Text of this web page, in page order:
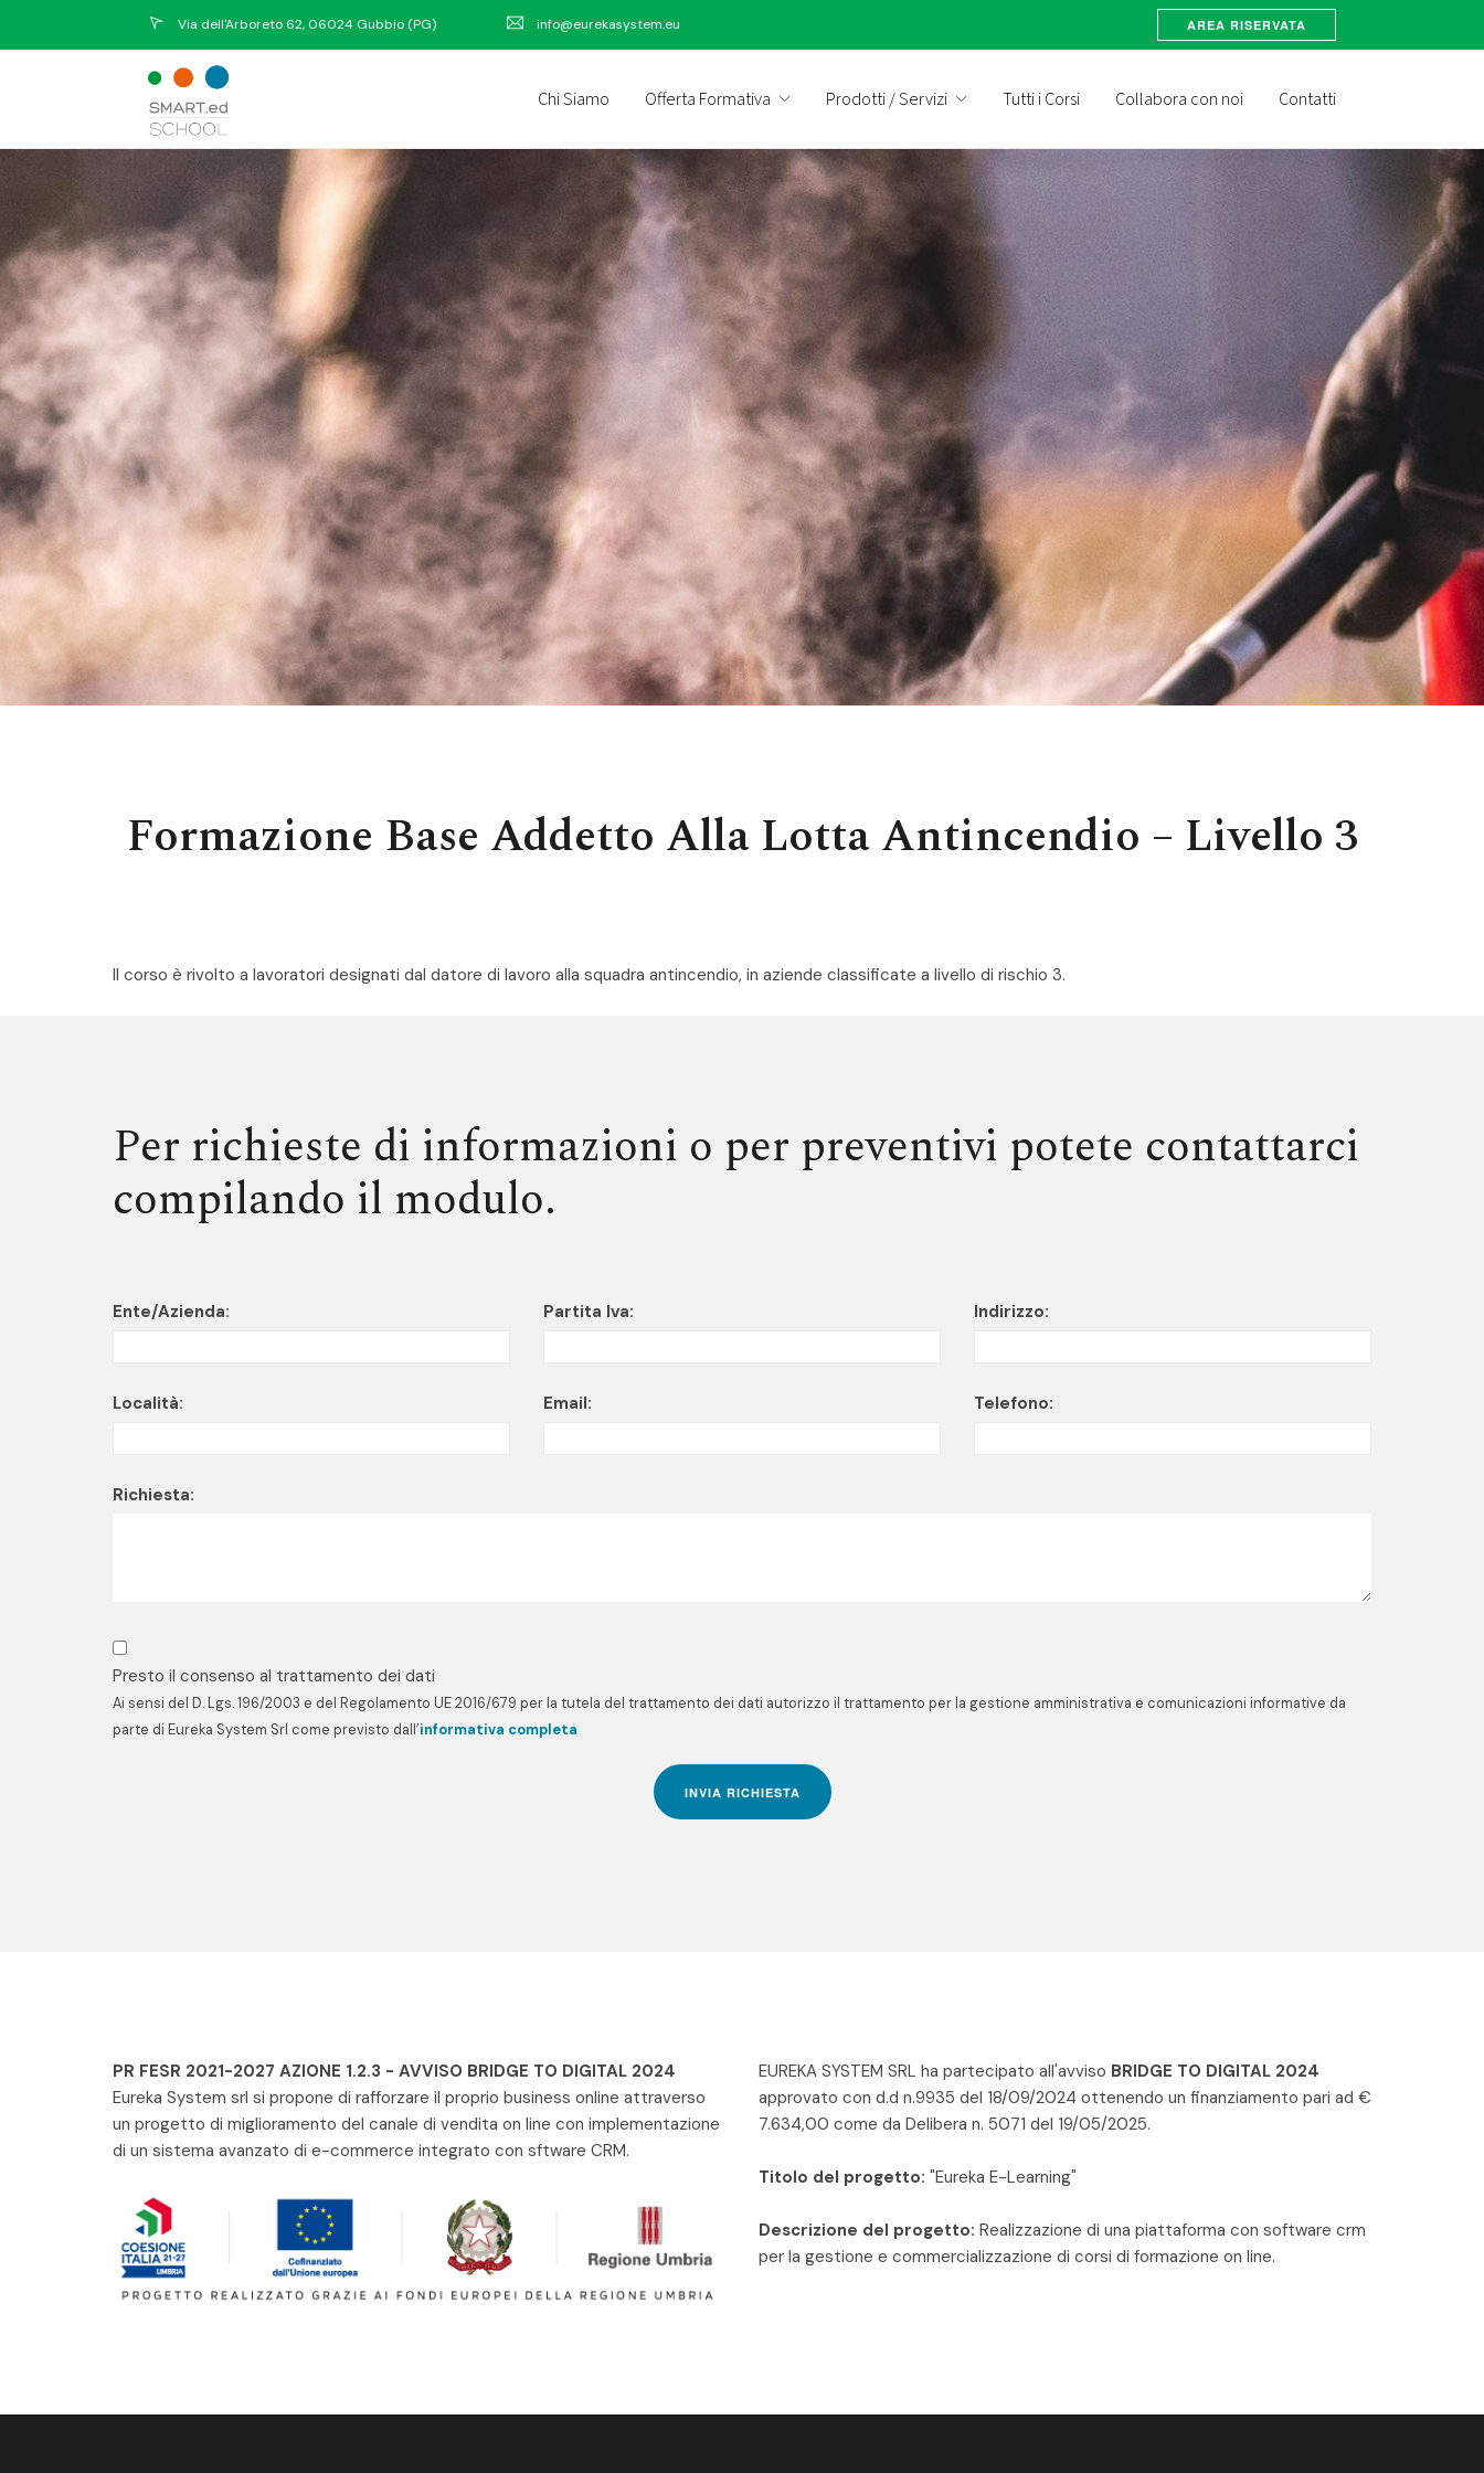
Via dell'Arboreto 62, 06024 Gubbio (PG) info@eurekasystem.eu AREA RISERVATA
Chi Siamo Offerta Formativa Prodotti / Servizi Tutti i Corsi Collabora con noi Contatti
Formazione Base Addetto Alla Lotta Antincendio – Livello 3
Il corso è rivolto a lavoratori designati dal datore di lavoro alla squadra antincendio, in aziende classificate a livello di rischio 3.
Per richieste di informazioni o per preventivi potete contattarci
compilando il modulo.
Ente/Azienda: Partita Iva: Indirizzo:
Località: Email: Telefono:
Richiesta:
Presto il consenso al trattamento dei dati
Ai sensi del D. Lgs. 196/2003 e del Regolamento UE 2016/679 per la tutela del trattamento dei dati autorizzo il trattamento per la gestione amministrativa e comunicazioni informative da
parte di Eureka System Srl come previsto dall’informativa completa
INVIA RICHIESTA
PR FESR 2021-2027 AZIONE 1.2.3 - AVVISO BRIDGE TO DIGITAL 2024
Eureka System srl si propone di rafforzare il proprio business online attraverso
un progetto di miglioramento del canale di vendita on line con implementazione
di un sistema avanzato di e-commerce integrato con sftware CRM.
EUREKA SYSTEM SRL ha partecipato all'avviso BRIDGE TO DIGITAL 2024
approvato con d.d n.9935 del 18/09/2024 ottenendo un finanziamento pari ad €
7.634,00 come da Delibera n. 5071 del 19/05/2025.
Titolo del progetto: "Eureka E-Learning"
Descrizione del progetto: Realizzazione di una piattaforma con software crm
per la gestione e commercializzazione di corsi di formazione on line.